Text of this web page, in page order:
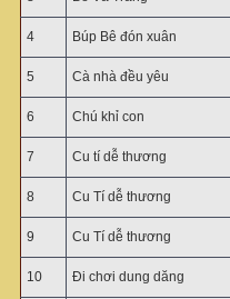
4 Búp Bê đón xuân
5 Cà nhà đều yêu
6 Chú khỉ con
7 Cu tí dễ thương
8 Cu Tí dễ thương
9 Cu Tí dễ thương
10 Đi chơi dung dăng